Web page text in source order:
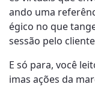
ando uma
égico no que
sessão pelo
E só para, você
imas ações da